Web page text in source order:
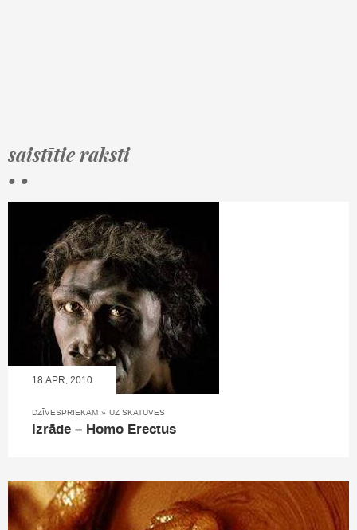
saistītie raksti
• •
18.APR, 2010
DZĪVESPRIEKAM » UZ SKATUVES
Izrāde – Homo Erectus